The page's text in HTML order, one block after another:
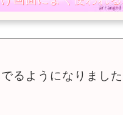
るようになりまし